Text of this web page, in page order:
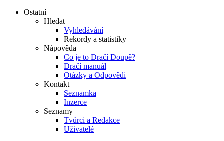
Ostatní
Hledat
Vyhledávání
Rekordy a statistiky
Nápověda
Co je to Dračí Doupě?
Dračí manuál
Otázky a Odpovědi
Kontakt
Seznamka
Inzerce
Seznamy
Tvůrci a Redakce
Uživatelé